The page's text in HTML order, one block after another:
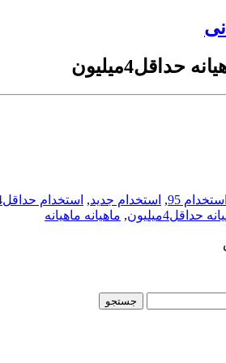
حداقل4میلیون
استخدام 95 , استخدام جدید, استخدام حداقل4میلیون
حداقل4میلیون , ماهیانه ماهیانه